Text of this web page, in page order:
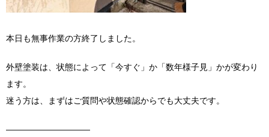
本日も無事作業の方終了しました。
外壁塗装は、状態によって「今すぐ」か「数年様子見」かが変わり
ます。
迷う方は、まずはご質問や状態確認からでも大丈夫です。
――――――――――